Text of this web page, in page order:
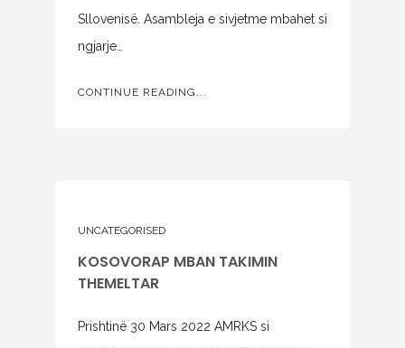
Sllovenisë. Asambleja e sivjetme mbahet si
ngjarje…
CONTINUE READING...
UNCATEGORISED
KOSOVORAP MBAN TAKIMIN
THEMELTAR
Prishtinë 30 Mars 2022 AMRKS si